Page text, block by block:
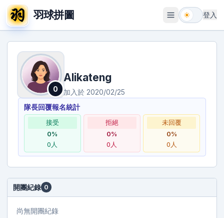
羽球拼圖 開啟選單
登入
0
Alikateng
加入於 2020/02/25
隊長回覆報名統計
接受
0%
0 人
拒絕
0%
0 人
未回覆
0%
0 人
開團紀錄 0
尚無開團紀錄